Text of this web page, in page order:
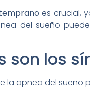
es crucial,
del sueño
son los
la apnea del sueño